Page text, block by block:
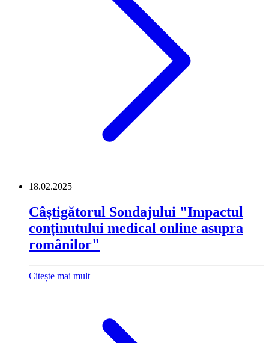
18.02.2025
Câștigătorul Sondajului "Impactul
conținutului medical online asupra
românilor"
Citește mai mult